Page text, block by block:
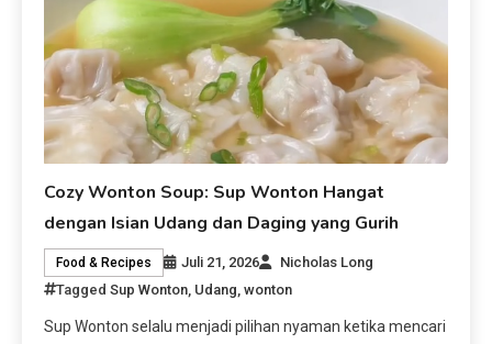
Cozy Wonton Soup: Sup Wonton Hangat
dengan Isian Udang dan Daging yang Gurih
Food & Recipes Juli 21, 2026
Nicholas Long
TaggedSup Wonton, Udang,wonton
Sup Wonton selalu menjadi pilihan nyaman ketika mencari